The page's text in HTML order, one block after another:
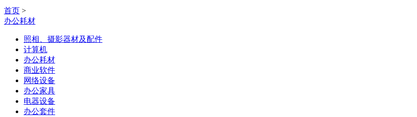
首页 >
办公耗材
照相、摄影器材及配件
计算机
办公耗材
商业软件
网络设备
办公家具
电器设备
办公套件